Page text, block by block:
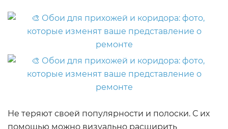
Не теряют своей популярности и полоски. С их
помощью можно визуально расширить